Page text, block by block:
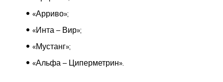
«Арриво»;
«Инта – Вир»;
«Мустанг»;
«Альфа – Циперметрин».